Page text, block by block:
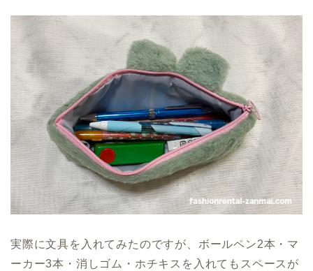
実際に文具を入れてみたのですが、ボールペン2本・マ
ーカー3本・消しゴム・ホチキスを入れてもスペースが